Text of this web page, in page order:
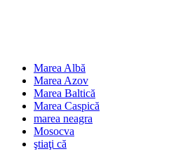
Marea Albă
Marea Azov
Marea Baltică
Marea Caspică
marea neagra
Mosocva
ştiaţi că